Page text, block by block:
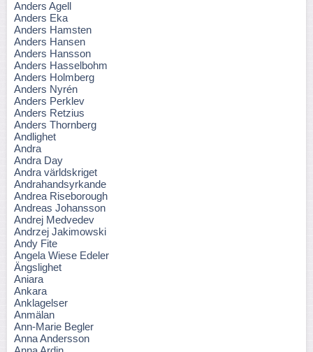
Anders Agell
Anders Eka
Anders Hamsten
Anders Hansen
Anders Hansson
Anders Hasselbohm
Anders Holmberg
Anders Nyrén
Anders Perklev
Anders Retzius
Anders Thornberg
Andlighet
Andra
Andra Day
Andra världskriget
Andrahandsyrkande
Andrea Riseborough
Andreas Johansson
Andrej Medvedev
Andrzej Jakimowski
Andy Fite
Angela Wiese Edeler
Ängslighet
Aniara
Ankara
Anklagelser
Anmälan
Ann-Marie Begler
Anna Andersson